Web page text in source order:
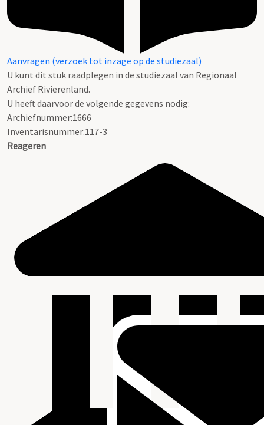
Aanvragen (verzoek tot inzage op de studiezaal)
U kunt dit stuk raadplegen in de studiezaal van Regionaal
Archief Rivierenland.
U heeft daarvoor de volgende gegevens nodig:
Archiefnummer:1666
Inventarisnummer:117-3
Reageren